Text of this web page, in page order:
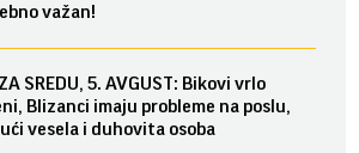
važan!
ZA SREDU, 5. AVGUST: Bikovi vrlo
Blizanci imaju probleme na poslu,
vesela i duhovita osoba